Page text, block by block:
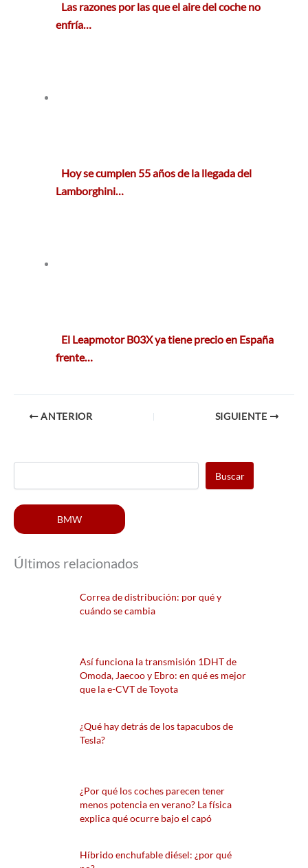
Las razones por las que el aire del coche no
enfría…
Hoy se cumplen 55 años de la llegada del
Lamborghini…
El Leapmotor B03X ya tiene precio en España
frente…
ANTERIOR SIGUIENTE
Buscar
BMW
Últimos relacionados
Correa de distribución: por qué y
cuándo se cambia
Así funciona la transmisión 1DHT de
Omoda, Jaecoo y Ebro: en qué es mejor
que la e-CVT de Toyota
¿Qué hay detrás de los tapacubos de
Tesla?
¿Por qué los coches parecen tener
menos potencia en verano? La física
explica qué ocurre bajo el capó
Híbrido enchufable diésel: ¿por qué